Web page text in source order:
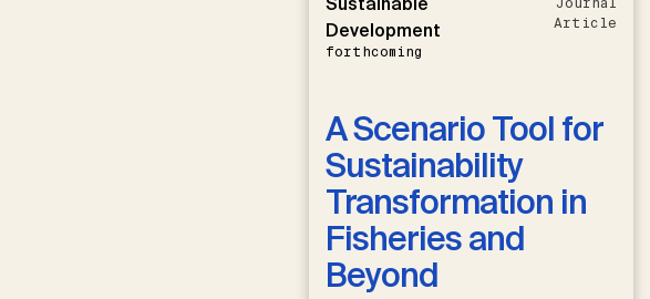
Development
forthcoming
Journal
Article
A Scenario Tool for
Sustainability
Transformation in
Fisheries and
Beyond